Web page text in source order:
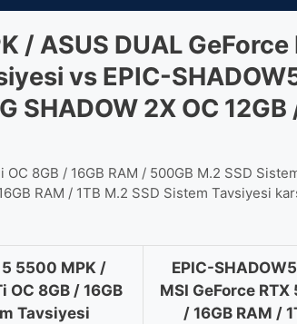
ASUS DUAL GeForce
vs EPIC-
2X OC 12GB
8GB / 16GB RAM / 500GB M.2 SSD
RAM / 1TB M.2 SSD Sistem Tavsiyesi
5500 MPK /
OC 8GB / 16GB
Tavsiyesi
EPIC-
MSI GeForce
/ 16GB RAM /